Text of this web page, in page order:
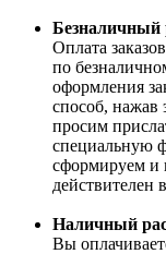
Безналичный
Оплата
по
оформления
способ, нажав
просим
специальную
сформируем и
действителен
Наличный
Вы